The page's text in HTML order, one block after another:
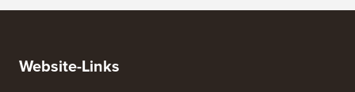
Website-Links